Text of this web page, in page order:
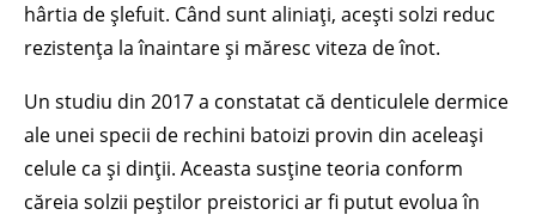
hârtia de șlefuit. Când sunt aliniați, acești solzi reduc
rezistența la înaintare și măresc viteza de înot.
Un studiu din 2017 a constatat că denticulele dermice
ale unei specii de rechini batoizi provin din aceleași
celule ca și dinții. Aceasta susține teoria conform
căreia solzii peștilor preistorici ar fi putut evolua în